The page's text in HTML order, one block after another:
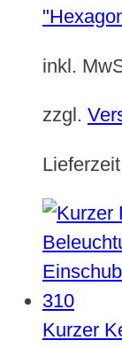
inkl.
zzgl.
Kurzer